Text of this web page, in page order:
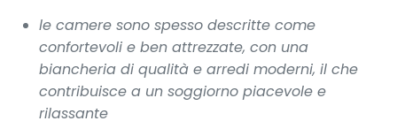
le camere sono spesso descritte come
confortevoli e ben attrezzate, con una
biancheria di qualità e arredi moderni, il che
contribuisce a un soggiorno piacevole e
rilassante